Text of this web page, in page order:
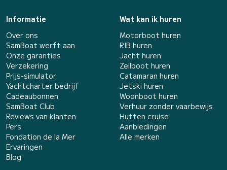
Informatie
Over ons
SamBoat werft aan
Onze garanties
Verzekering
Prijs-simulator
Yachtcharter bedrijf
Cadeaubonnen
SamBoat Club
Reviews van klanten
Pers
Fondation de la Mer
Ervaringen
Blog
Wat kan ik huren
Motorboot huren
RIB huren
Jacht huren
Zeilboot huren
Catamaran huren
Jetski huren
Woonboot huren
Verhuur zonder vaarbewijs
Hutten cruise
Aanbiedingen
Alle merken